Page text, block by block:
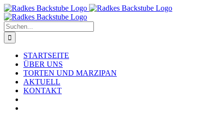
Zum
Inhalt
springen
Suche
nach:
STARTSEITE
ÜBER UNS
TORTEN UND MARZIPAN
AKTUELL
KONTAKT